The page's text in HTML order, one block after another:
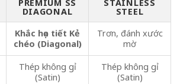
PREMIUM SS
DIAGONAL
STAINLESS
STEEL
Khắc họa tiết Kẻ
chéo (Diagonal)
Trơn, đánh xước
mờ
Thép không gỉ
(Satin)
Thép không gỉ
(Satin)